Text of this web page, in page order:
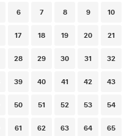
6 7 8 9 10
17 18 19 20 21
28 29 30 31 32
39 40 41 42 43
50 51 52 53 54
61 62 63 64 65